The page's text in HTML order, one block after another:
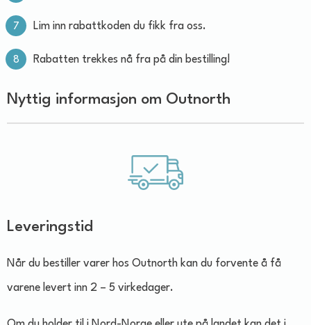
Lim inn rabattkoden du fikk fra oss.
Rabatten trekkes nå fra på din bestilling!
Nyttig informasjon om Outnorth
Leveringstid
Når du bestiller varer hos Outnorth kan du forvente å få
varene levert inn 2 – 5 virkedager.